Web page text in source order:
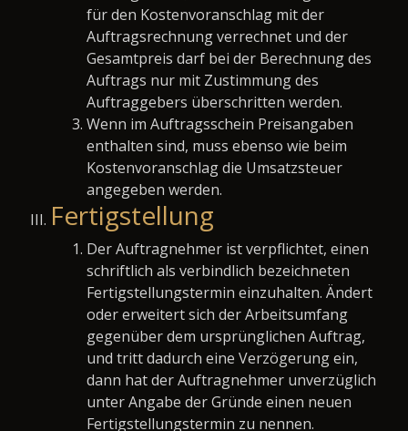
für den Kostenvoranschlag mit der
Auftragsrechnung verrechnet und der
Gesamtpreis darf bei der Berechnung des
Auftrags nur mit Zustimmung des
Auftraggebers überschritten werden.
Wenn im Auftragsschein Preisangaben
enthalten sind, muss ebenso wie beim
Kostenvoranschlag die Umsatzsteuer
angegeben werden.
Fertigstellung
Der Auftragnehmer ist verpflichtet, einen
schriftlich als verbindlich bezeichneten
Fertigstellungstermin einzuhalten. Ändert
oder erweitert sich der Arbeitsumfang
gegenüber dem ursprünglichen Auftrag,
und tritt dadurch eine Verzögerung ein,
dann hat der Auftragnehmer unverzüglich
unter Angabe der Gründe einen neuen
Fertigstellungstermin zu nennen.